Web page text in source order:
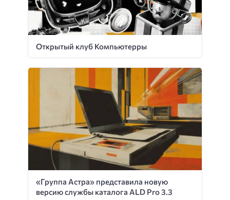
Открытый клуб Компьютерры
«Группа Астра» представила новую
версию службы каталога ALD Pro 3.3